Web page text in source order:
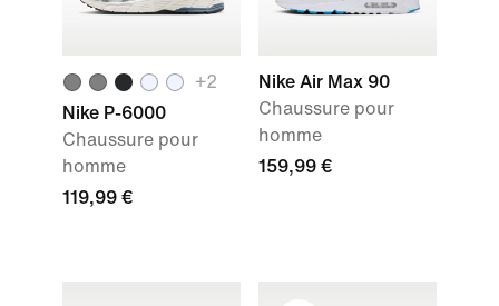
+2
Nike P-6000
Chaussure pour
homme
119,99 €
Nike Air Max 90
Chaussure pour
homme
159,99 €